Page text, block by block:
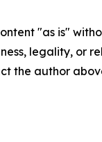
"as is"
legality, or
the author